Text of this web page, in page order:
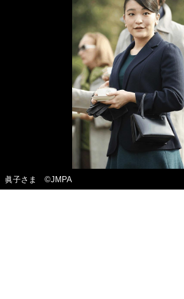
眞子さま ©JMPA